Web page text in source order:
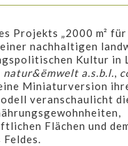
Projekts „2000 m²
nachhaltigen
Kultur in
natur&ëmwelt a.s.b.l.,
Miniaturversion
veranschaulicht
Flächen und
Feldes.